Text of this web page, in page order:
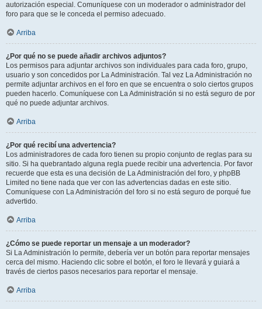
autorización especial. Comuníquese con un moderador o administrador del
foro para que se le conceda el permiso adecuado.
Arriba
¿Por qué no se puede añadir archivos adjuntos?
Los permisos para adjuntar archivos son individuales para cada foro, grupo,
usuario y son concedidos por La Administración. Tal vez La Administración no
permite adjuntar archivos en el foro en que se encuentra o solo ciertos grupos
pueden hacerlo. Comuníquese con La Administración si no está seguro de por
qué no puede adjuntar archivos.
Arriba
¿Por qué recibí una advertencia?
Los administradores de cada foro tienen su propio conjunto de reglas para su
sitio. Si ha quebrantado alguna regla puede recibir una advertencia. Por favor
recuerde que esta es una decisión de La Administración del foro, y phpBB
Limited no tiene nada que ver con las advertencias dadas en este sitio.
Comuníquese con La Administración del foro si no está seguro de porqué fue
advertido.
Arriba
¿Cómo se puede reportar un mensaje a un moderador?
Si La Administración lo permite, debería ver un botón para reportar mensajes
cerca del mismo. Haciendo clic sobre el botón, el foro le llevará y guiará a
través de ciertos pasos necesarios para reportar el mensaje.
Arriba